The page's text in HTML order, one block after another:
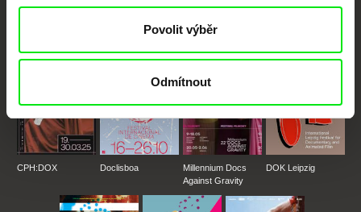
Povolit výběr
Odmítnout
Členové Doc Alliance
CPH:DOX Doclisboa
Millennium Docs
Against Gravity
DOK Leipzig